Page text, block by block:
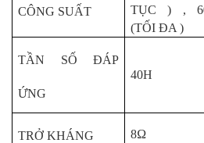
CÔNG SUẤT
TỤC ) ,
(TỐI ĐA )
TẦN SỐ ĐÁP
ỨNG
40H
TRỞ KHÁNG 8Ω